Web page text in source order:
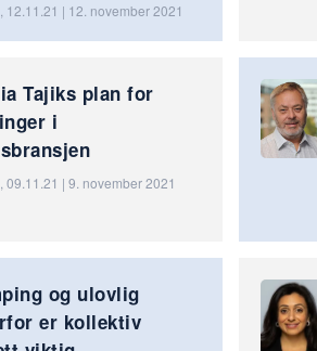
12.11.21 | 12. november 2021
Tajiks plan for
i
09.11.21 | 9. november 2021
og ulovlig
er kollektiv